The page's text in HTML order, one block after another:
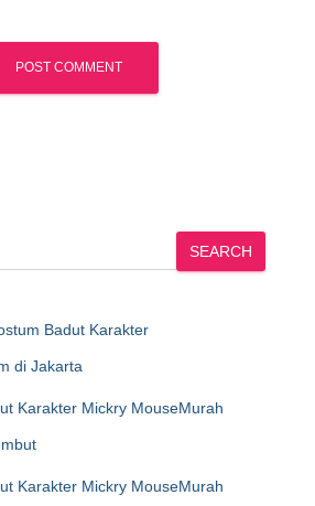
SEARCH
Badut Karakter
di Jakarta
Karakter Mickry MouseMurah
Karakter Mickry MouseMurah